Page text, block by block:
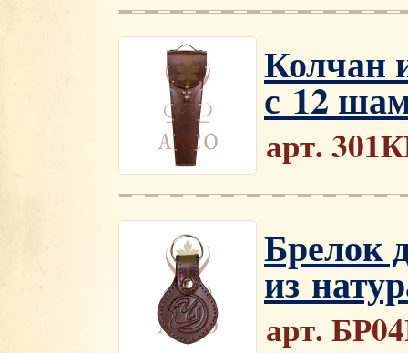
Колчан
с 12
арт.
Брелок
из
арт.